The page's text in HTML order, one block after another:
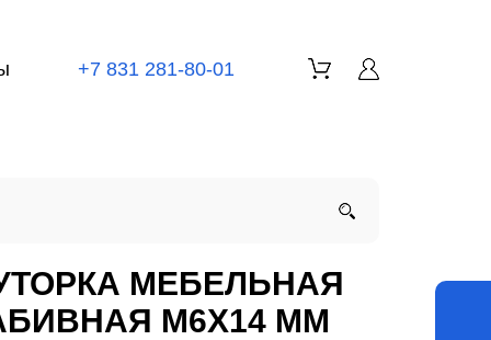
+7 831 281-80-01
МЕБЕЛЬНАЯ
M6Х14 ММ